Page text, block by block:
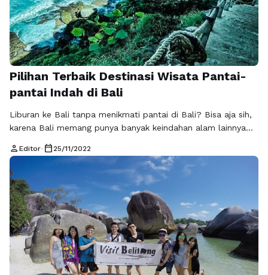
Pilihan Terbaik Destinasi Wisata Pantai-
pantai Indah di Bali
Liburan ke Bali tanpa menikmati pantai di Bali? Bisa aja sih,
karena Bali memang punya banyak keindahan alam lainnya
tak terhitung jumlahnya. Bali bukan cuma Pantai Kuta aja
yang memang terkenal banget dari puluhan tahun lalu!
Apalagi kalau ditambah dengan pulau-pulau kecil di sekitar
Bali seperti Nusa …
Baca Selengkapnya
person Editor• calendar_today 25/11/2022